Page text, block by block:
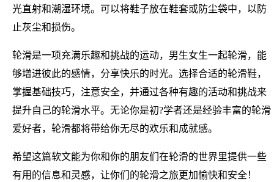
光直射和潮湿环境。可以将鞋子放在鞋套或防尘袋中，以防
止灰尘和损伤。
轮滑是一项充满乐趣和挑战的运动，男生女生一起轮滑，能
够增进彼此的感情，分享快乐的时光。选择合适的轮滑鞋，
掌握基础技巧，注意安全，并通过各种有趣的活动和挑战来
提升自己的轮滑水平。无论你是初?学者还是经验丰富的轮滑
爱好者，轮滑都将带给你无尽的欢乐和成就感。
希望这篇软文能为你和你的朋友们在轮滑的世界里提供一些
有用的信息和灵感，让你们的轮滑之旅更加愉快和安全！